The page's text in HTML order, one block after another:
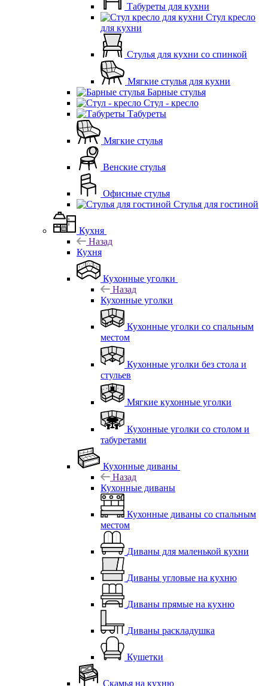
Табуреты для кухни
Стул кресло
для кухни
Стулья для кухни со спинкой
Мягкие стулья для кухни
Барные стулья
Стул - кресло
Табуреты
Мягкие стулья
Венские стулья
Офисные стулья
Стулья для гостиной
Кухня
Назад
Кухня
Кухонные уголки
Назад
Кухонные уголки
Кухонные уголки со спальным
местом
Кухонные уголки без стола и
стульев
Мягкие кухонные уголки
Кухонные уголки со столом и
табуретами
Кухонные диваны
Назад
Кухонные диваны
Кухонные диваны со спальным
местом
Диваны для маленькой кухни
Диваны угловые на кухню
Диваны прямые на кухню
Диваны раскладушка
Кушетки
Скамья на кухню